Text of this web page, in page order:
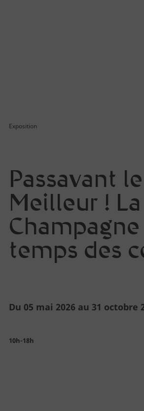
Parcours permanent
Centre d'études
Espace pédagogique
Lumière sur le vitrail !
Ressources & publications
Exposition
Passavant le
Meilleur ! La
Champagne
temps des
Du 05 mai 2026 au 31 octobre
10h-18h